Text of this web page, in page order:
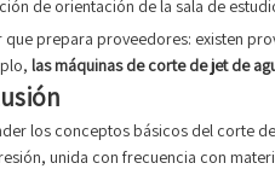
de orientación de la sala de
que prepara proveedores: existen
las máquinas de corte de jet de
los conceptos básicos del corte
unida con frecuencia con